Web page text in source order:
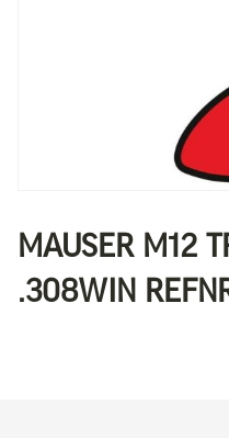
MAUSER M12
.308WIN